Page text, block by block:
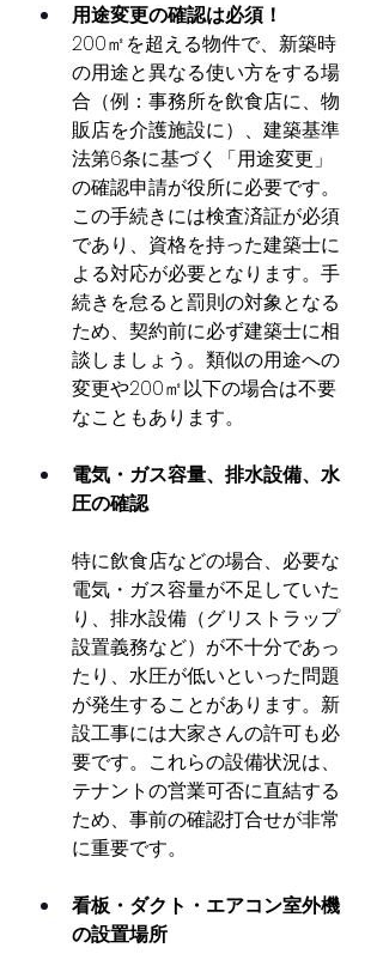
用途変更の確認は必須！
200㎡を超える物件で、新築時
の用途と異なる使い方をする場
合（例：事務所を飲食店に、物
販店を介護施設に）、建築基準
法第6条に基づく「用途変更」
の確認申請が役所に必要です。
この手続きには検査済証が必須
であり、資格を持った建築士に
よる対応が必要となります。手
続きを怠ると罰則の対象となる
ため、契約前に必ず建築士に相
談しましょう。類似の用途への
変更や200㎡以下の場合は不要
なこともあります。
電気・ガス容量、排水設備、水
圧の確認
特に飲食店などの場合、必要な
電気・ガス容量が不足していた
り、排水設備（グリストラップ
設置義務など）が不十分であっ
たり、水圧が低いといった問題
が発生することがあります。新
設工事には大家さんの許可も必
要です。これらの設備状況は、
テナントの営業可否に直結する
ため、事前の確認打合せが非常
に重要です。
看板・ダクト・エアコン室外機
の設置場所